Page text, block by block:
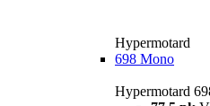
Hypermotard
698 Mono
Hypermotard